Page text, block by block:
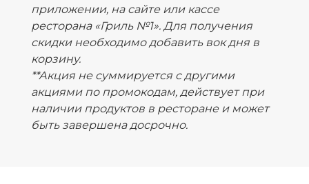
приложении, на сайте или кассе
ресторана «Гриль №1». Для получения
скидки необходимо добавить вок дня в
корзину.
**Акция не суммируется с другими
акциями по промокодам, действует при
наличии продуктов в ресторане и может
быть завершена досрочно.